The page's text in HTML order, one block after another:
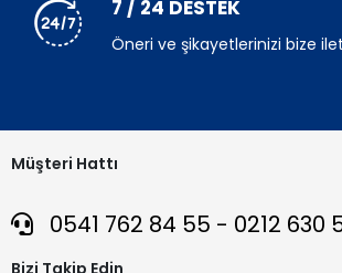
7 / 24 DESTEK
Öneri ve şikayetlerinizi bize
Müşteri Hattı
0541 762 84 55 - 0212 630
Bizi Takip Edin